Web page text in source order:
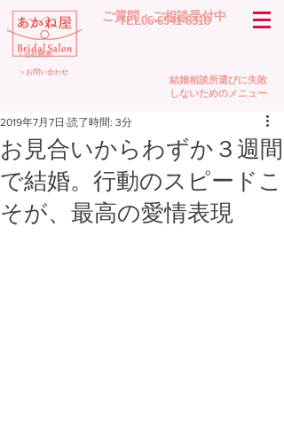
TEL06-6941-8318
​ご質問・ご相談受付中
結婚相談所選びに失敗
しないためのメニュー
＞会社概要
＞お問い合わせ
お見合いからわずか３週間
で結婚。行動のスピードこ
そが、最高の愛情表現
2019年7月7日 読了時間: 3分